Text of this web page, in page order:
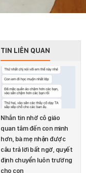
TIN LIÊN QUAN
Nhắn tin nhờ cô giáo
quan tâm đến con mình
hơn, bà mẹ nhận được
câu trả lời bất ngờ, quyết
định chuyển luôn trường
cho con